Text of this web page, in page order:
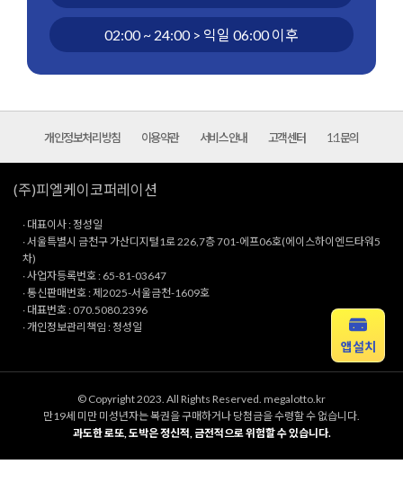
앱설치
02:00 ~ 24:00 > 익일 06:00 이후
개인정보처리방침 이용약관 서비스안내 고객센터 1:1문의
(주)피엘케이코퍼레이션
∙ 대표이사 : 정성일
∙ 서울특별시 금천구 가산디지털1로 226,7층 701-에프06호(에이스하이엔드타워5
차)
∙ 사업자등록번호 : 65-81-03647
∙ 통신판매번호 : 제2025-서울금천-1609호
∙ 대표번호 : 070.5080.2396
∙ 개인정보관리책임 : 정성일
© Copyright 2023. All Rights Reserved. megalotto.kr
만19세 미만 미성년자는 복권을 구매하거나 당첨금을 수령할 수 없습니다.
과도한 로또, 도박은 정신적, 금전적으로 위험할 수 있습니다.